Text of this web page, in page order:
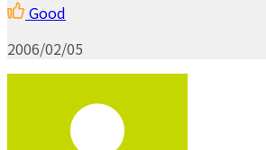
Good
2006/02/05